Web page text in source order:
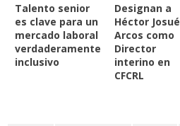
Talento senior
es clave para un
mercado laboral
verdaderamente
inclusivo
Designan a
Héctor Josué
Arcos como
Director
interino en
CFCRL